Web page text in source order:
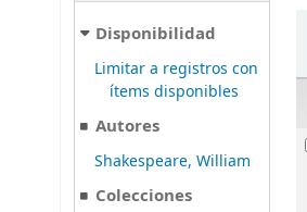
Disponibilidad
Limitar a registros con
ítems disponibles
Autores
Shakespeare, William
Colecciones